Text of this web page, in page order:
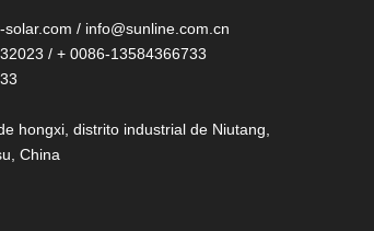
solar.com / info@sunline.com.cn
/ + 0086-13584366733
hongxi, distrito industrial de Niutang,
China